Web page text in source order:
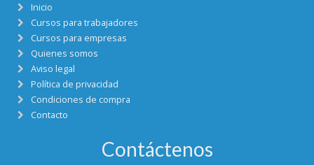
Inicio
Cursos para trabajadores
Cursos para empresas
Quienes somos
Aviso legal
Política de privacidad
Condiciones de compra
Contacto
Contáctenos